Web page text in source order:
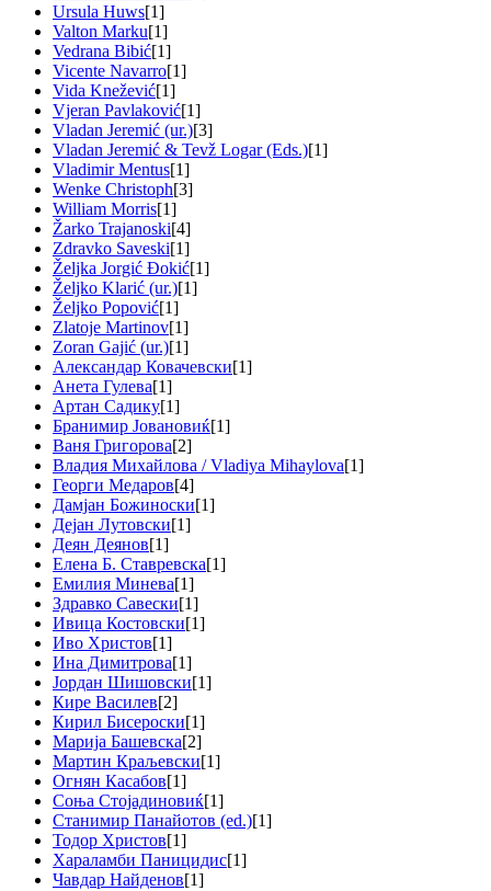
Ursula Huws[1]
Valton Marku[1]
Vedrana Bibić[1]
Vicente Navarro[1]
Vida Knežević[1]
Vjeran Pavlaković[1]
Vladan Jeremić (ur.)[3]
Vladan Jeremić & Tevž Logar (Eds.)[1]
Vladimir Mentus[1]
Wenke Christoph[3]
William Morris[1]
Žarko Trajanoski[4]
Zdravko Saveski[1]
Željka Jorgić Đokić[1]
Željko Klarić (ur.)[1]
Željko Popović[1]
Zlatoje Martinov[1]
Zoran Gajić (ur.)[1]
Александар Ковачевски[1]
Анета Гулева[1]
Артан Садику[1]
Бранимир Јовановиќ[1]
Ваня Григорова[2]
Владия Михайлова / Vladiya Mihaylova[1]
Георги Медаров[4]
Дамјан Божиноски[1]
Дејан Лутовски[1]
Деян Деянов[1]
Елена Б. Ставревска[1]
Емилия Минева[1]
Здравко Савески[1]
Ивица Костовски[1]
Иво Христов[1]
Ина Димитрова[1]
Јордан Шишовски[1]
Кире Василев[2]
Кирил Бисероски[1]
Марија Башевска[2]
Мартин Краљевски[1]
Огнян Касабов[1]
Соња Стојадиновиќ[1]
Станимир Панайотов (ed.)[1]
Тодор Христов[1]
Хараламби Паницидис[1]
Чавдар Найденов[1]